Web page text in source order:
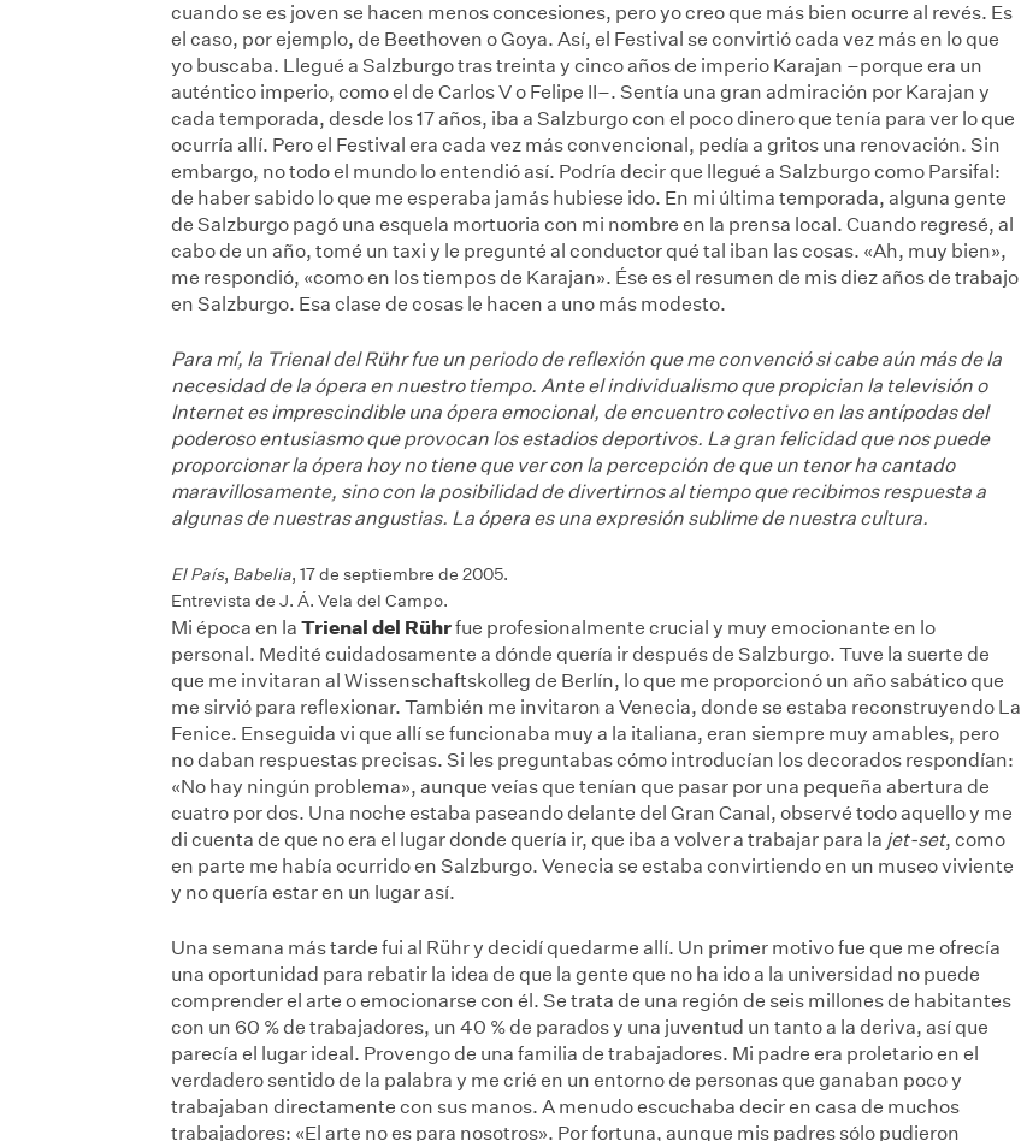
cuando se es joven se hacen menos concesiones, pero yo creo que más bien ocurre al revés. Es
el caso, por ejemplo, de Beethoven o Goya. Así, el Festival se convirtió cada vez más en lo que
yo buscaba. Llegué a Salzburgo tras treinta y cinco años de imperio Karajan –porque era un
auténtico imperio, como el de Carlos V o Felipe II–. Sentía una gran admiración por Karajan y
cada temporada, desde los 17 años, iba a Salzburgo con el poco dinero que tenía para ver lo que
ocurría allí. Pero el Festival era cada vez más convencional, pedía a gritos una renovación. Sin
embargo, no todo el mundo lo entendió así. Podría decir que llegué a Salzburgo como Parsifal:
de haber sabido lo que me esperaba jamás hubiese ido. En mi última temporada, alguna gente
de Salzburgo pagó una esquela mortuoria con mi nombre en la prensa local. Cuando regresé, al
cabo de un año, tomé un taxi y le pregunté al conductor qué tal iban las cosas. «Ah, muy bien»,
me respondió, «como en los tiempos de Karajan». Ése es el resumen de mis diez años de trabajo
en Salzburgo. Esa clase de cosas le hacen a uno más modesto.
Para mí, la Trienal del Rühr fue un periodo de reflexión que me convenció si cabe aún más de la
necesidad de la ópera en nuestro tiempo. Ante el individualismo que propician la televisión o
Internet es imprescindible una ópera emocional, de encuentro colectivo en las antípodas del
poderoso entusiasmo que provocan los estadios deportivos. La gran felicidad que nos puede
proporcionar la ópera hoy no tiene que ver con la percepción de que un tenor ha cantado
maravillosamente, sino con la posibilidad de divertirnos al tiempo que recibimos respuesta a
algunas de nuestras angustias. La ópera es una expresión sublime de nuestra cultura.
El País, Babelia, 17 de septiembre de 2005.
Entrevista de J. Á. Vela del Campo.
Mi época en la Trienal del Rührfue profesionalmente crucial y muy emocionante en lo
personal. Medité cuidadosamente a dónde quería ir después de Salzburgo. Tuve la suerte de
que me invitaran al Wissenschaftskolleg de Berlín, lo que me proporcionó un año sabático que
me sirvió para reflexionar. También me invitaron a Venecia, donde se estaba reconstruyendo La
Fenice. Enseguida vi que allí se funcionaba muy a la italiana, eran siempre muy amables, pero
no daban respuestas precisas. Si les preguntabas cómo introducían los decorados respondían:
«No hay ningún problema», aunque veías que tenían que pasar por una pequeña abertura de
cuatro por dos. Una noche estaba paseando delante del Gran Canal, observé todo aquello y me
di cuenta de que no era el lugar donde quería ir, que iba a volver a trabajar para la jet-set, como
en parte me había ocurrido en Salzburgo. Venecia se estaba convirtiendo en un museo viviente
y no quería estar en un lugar así.
Una semana más tarde fui al Rühr y decidí quedarme allí. Un primer motivo fue que me ofrecía
una oportunidad para rebatir la idea de que la gente que no ha ido a la universidad no puede
comprender el arte o emocionarse con él. Se trata de una región de seis millones de habitantes
con un 60 % de trabajadores, un 40 % de parados y una juventud un tanto a la deriva, así que
parecía el lugar ideal. Provengo de una familia de trabajadores. Mi padre era proletario en el
verdadero sentido de la palabra y me crié en un entorno de personas que ganaban poco y
trabajaban directamente con sus manos. A menudo escuchaba decir en casa de muchos
trabajadores: «El arte no es para nosotros». Por fortuna, aunque mis padres sólo pudieron